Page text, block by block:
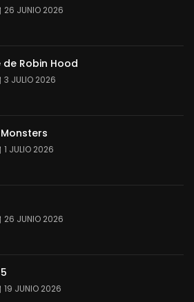
26 JUNIO 2026
de Robin Hood
3 JULIO 2026
1 JULIO 2026
26 JUNIO 2026
19 JUNIO 2026